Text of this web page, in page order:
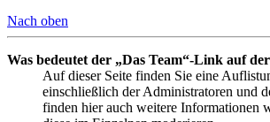
Nach oben
Was bedeutet der „Das Team“-Link auf
Auf dieser Seite finden Sie eine
einschließlich der Administratoren und
finden hier auch weitere Informationen